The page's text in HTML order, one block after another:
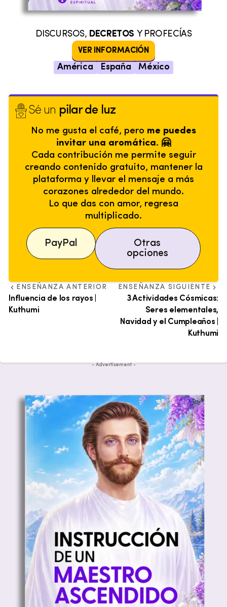
DISCURSOS, DECRETOS Y PROFECÍAS
VER INFORMACIÓN
América España México
Sé un pilar de luz
No me gusta el café, pero me puedes
invitar una aromática. 🤗
Cada contribución me permite seguir
creando contenido gratuito, mantener la
plataforma y llevar el mensaje a más
corazones alrededor del mundo.
Lo que das con amor, regresa
multiplicado.
PayPal
Otras
opciones
ENSEÑANZA ANTERIOR
Influencia de los rayos |
Kuthumi
ENSEÑANZA SIGUIENTE
3 Actividades Cósmicas:
Seres elementales,
Navidad y el Cumpleaños |
Kuthumi
- Advertisement -